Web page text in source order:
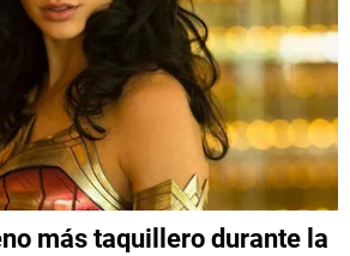
más taquillero durante la